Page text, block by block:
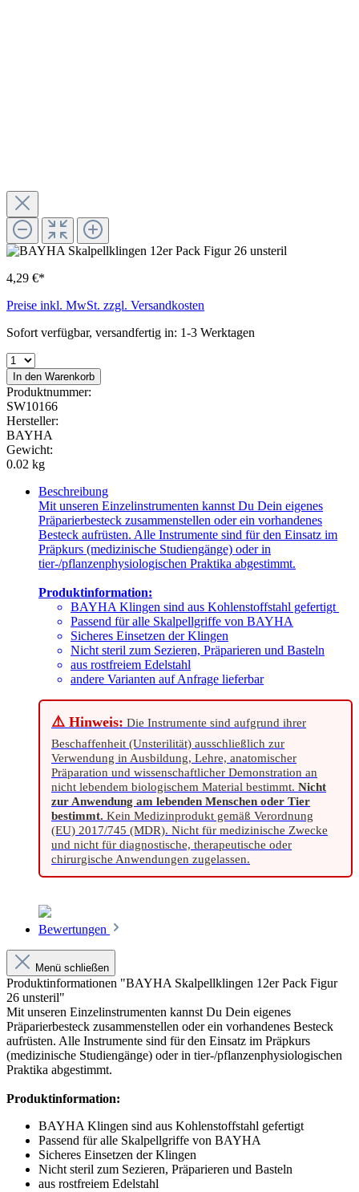
4,29 €*
Preise inkl. MwSt. zzgl. Versandkosten
Sofort verfügbar, versandfertig in: 1-3 Werktagen
In den Warenkorb
Produktnummer:
SW10166
Hersteller:
BAYHA
Gewicht:
0.02 kg
Beschreibung
Mit unseren Einzelinstrumenten kannst Du Dein eigenes
Präparierbesteck zusammenstellen oder ein vorhandenes
Besteck aufrüsten. Alle Instrumente sind für den Einsatz im
Präpkurs (medizinische Studiengänge) oder in
tier-/pflanzenphysiologischen Praktika abgestimmt.
Produktinformation:
BAYHA Klingen sind aus Kohlenstoffstahl gefertigt
Passend für alle Skalpellgriffe von BAYHA
Sicheres Einsetzen der Klingen
Nicht steril zum Sezieren, Präparieren und Basteln
aus rostfreiem Edelstahl
andere Varianten auf Anfrage lieferbar
⚠️ Hinweis: Die Instrumente sind aufgrund ihrer
Beschaffenheit (Unsterilität) ausschließlich zur
Verwendung in Ausbildung, Lehre, anatomischer
Präparation und wissenschaftlicher Demonstration an
nicht lebendem biologischem Material bestimmt. Nicht
zur Anwendung am lebenden Menschen oder Tier
bestimmt. Kein Medizinprodukt gemäß Verordnung
(EU) 2017/745 (MDR). Nicht für medizinische Zwecke
und nicht für diagnostische, therapeutische oder
chirurgische Anwendungen zugelassen.
Bewertungen
Menü schließen
Produktinformationen "BAYHA Skalpellklingen 12er Pack Figur
26 unsteril"
Mit unseren Einzelinstrumenten kannst Du Dein eigenes
Präparierbesteck zusammenstellen oder ein vorhandenes Besteck
aufrüsten. Alle Instrumente sind für den Einsatz im Präpkurs
(medizinische Studiengänge) oder in tier-/pflanzenphysiologischen
Praktika abgestimmt.
Produktinformation:
BAYHA Klingen sind aus Kohlenstoffstahl gefertigt
Passend für alle Skalpellgriffe von BAYHA
Sicheres Einsetzen der Klingen
Nicht steril zum Sezieren, Präparieren und Basteln
aus rostfreiem Edelstahl